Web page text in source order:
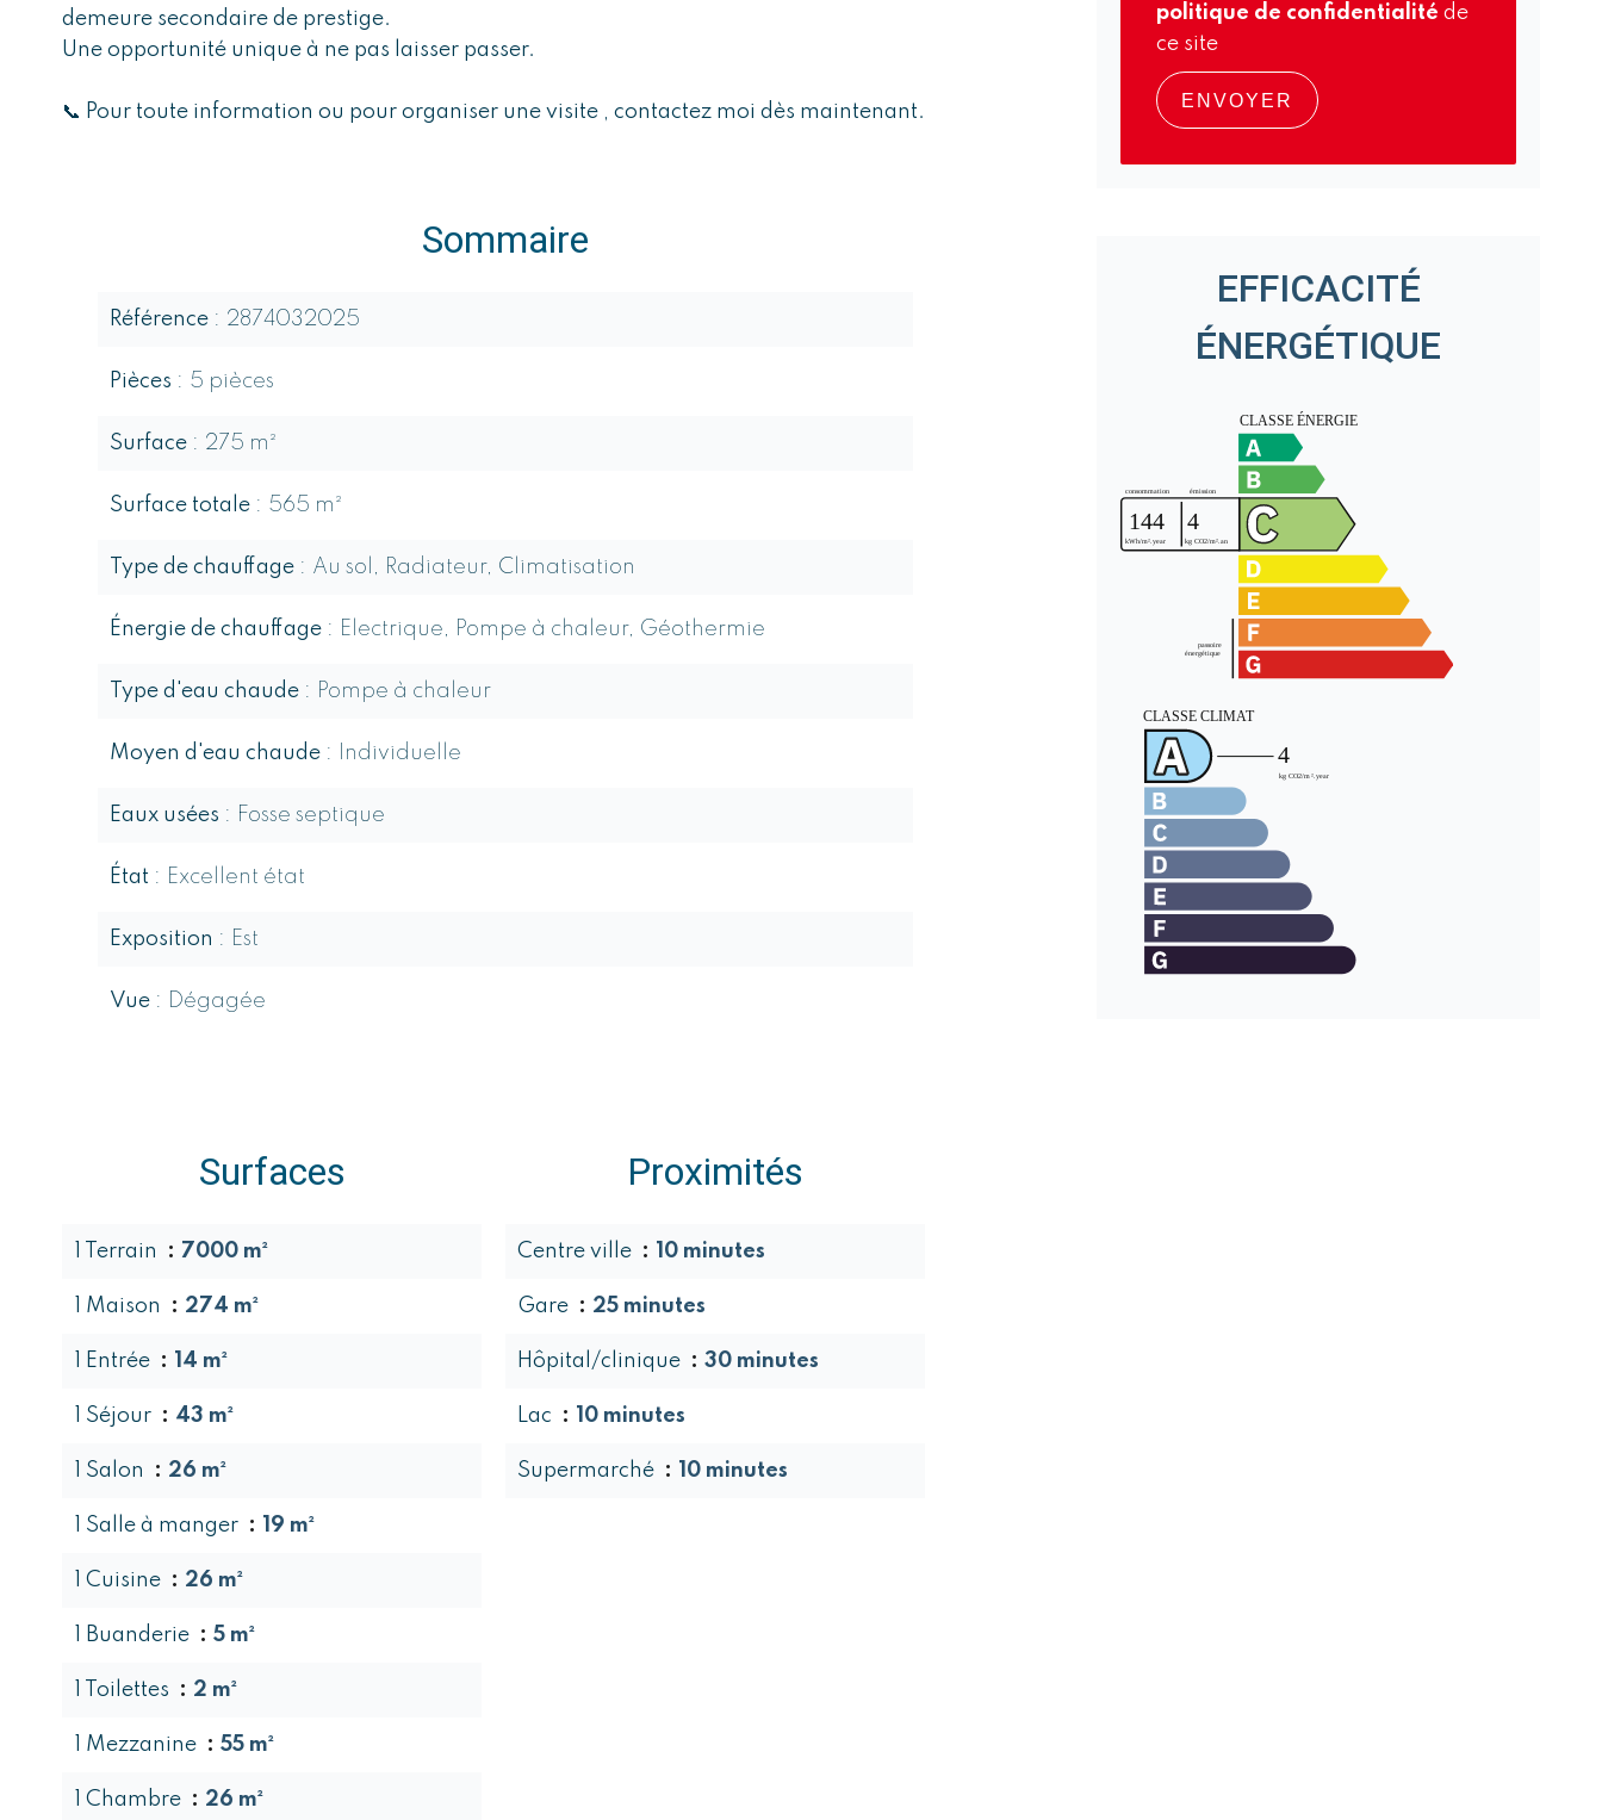
demeure secondaire de prestige.
Une opportunité unique à ne pas laisser passer.
📞 Pour toute information ou pour organiser une visite , contactez moi dès maintenant.
Sommaire
Référence 2874032025
Pièces 5 pièces
Surface 275 m²
Surface totale 565 m²
Type de chauffage Au sol, Radiateur, Climatisation
Énergie de chauffage Electrique, Pompe à chaleur, Géothermie
Type d'eau chaude Pompe à chaleur
Moyen d'eau chaude Individuelle
Eaux usées Fosse septique
État Excellent état
Exposition Est
Vue Dégagée
Surfaces
1 Terrain 7000 m²
1 Maison 274 m²
1 Entrée 14 m²
1 Séjour 43 m²
1 Salon 26 m²
1 Salle à manger 19 m²
1 Cuisine 26 m²
1 Buanderie 5 m²
1 Toilettes 2 m²
1 Mezzanine 55 m²
1 Chambre 26 m²
Proximités
Centre ville 10 minutes
Gare 25 minutes
Hôpital/clinique 30 minutes
Lac 10 minutes
Supermarché 10 minutes
politique de confidentialité de
ce site
ENVOYER
EFFICACITÉ
ÉNERGÉTIQUE